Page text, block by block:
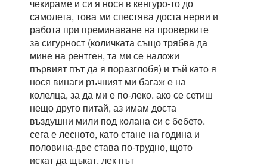
чекираме и си я нося в кенгуро-то до
самолета, това ми спестява доста нерви и
работа при преминаване на проверките
за сигурност (количката също трябва да
мине на рентген, та ми се наложи
първият път да я поразглобя) и тъй като я
нося винаги ръчният ми багаж е на
колелца, за да ми е по-леко. ако се сетиш
нещо друго питай, аз имам доста
въздушни мили под колана си с бебето.
сега е лесното, като стане на година и
половина-две става по-трудно, щото
искат да щъкат. лек път